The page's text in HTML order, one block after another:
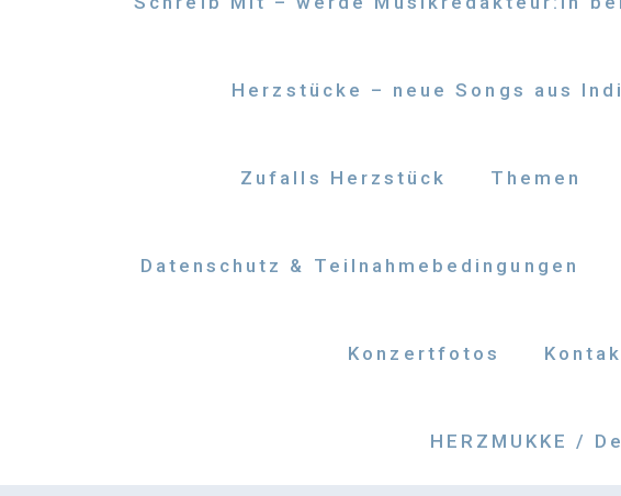
Herzstücke – neue Songs aus
Zufalls Herzstück Themen
Datenschutz & Teilnahmebedingungen
Konzertfotos
HERZMUKKE /